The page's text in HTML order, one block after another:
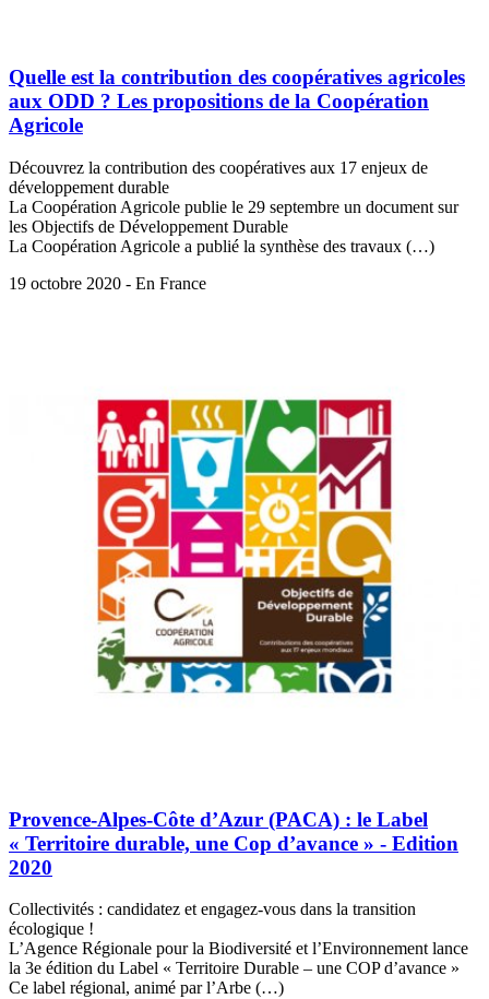
Quelle est la contribution des coopératives agricoles
aux ODD ? Les propositions de la Coopération
Agricole
Découvrez la contribution des coopératives aux 17 enjeux de
développement durable
La Coopération Agricole publie le 29 septembre un document sur
les Objectifs de Développement Durable
La Coopération Agricole a publié la synthèse des travaux (…)
19 octobre 2020 - En France
Provence-Alpes-Côte d’Azur (PACA) : le Label
« Territoire durable, une Cop d’avance » - Edition
2020
Collectivités : candidatez et engagez-vous dans la transition
écologique !
L’Agence Régionale pour la Biodiversité et l’Environnement lance
la 3e édition du Label « Territoire Durable – une COP d’avance »
Ce label régional, animé par l’Arbe (…)